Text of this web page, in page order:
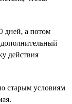
дней, а потом
действия
старым условиям